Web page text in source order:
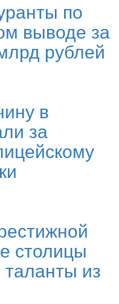
по
выводе за
рублей
в
за
столицы
из